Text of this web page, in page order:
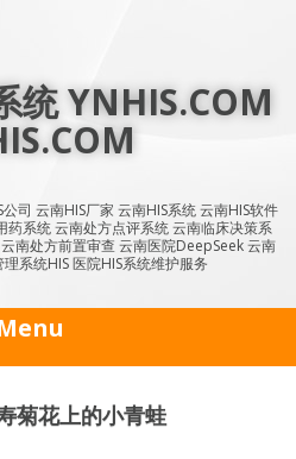
统 YNHIS.COM
司 云南HIS厂家 云南HIS系统 云南HIS软件
药系统 云南处方点评系统 云南临床决策系
南处方前置审查 云南医院DeepSeek 云南
系统HIS 医院HIS系统维护服务
菊花上的小青蛙